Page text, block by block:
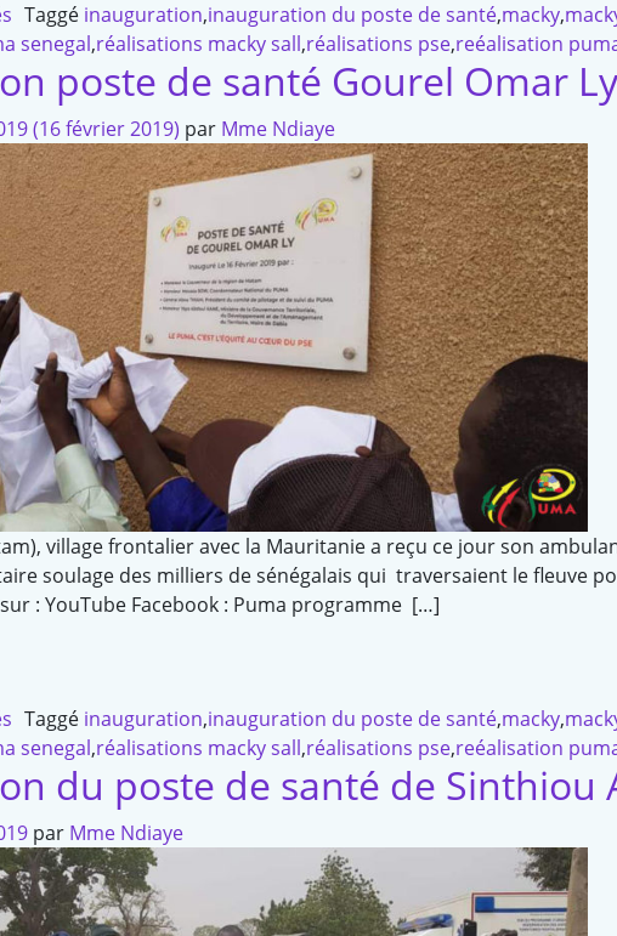
Taggé inauguration,inauguration du poste de santé,macky,
senegal,réalisations macky sall,réalisations pse,reéalisation
poste de santé Gourel Omar
(16 février 2019) par Mme Ndiaye
village frontalier avec la Mauritanie a reçu ce jour son
soulage des milliers de sénégalais qui traversaient le fleuve
: YouTube Facebook : Puma programme […]
Taggé inauguration,inauguration du poste de santé,macky,
senegal,réalisations macky sall,réalisations pse,reéalisation
du poste de santé de Sinthiou
par Mme Ndiaye